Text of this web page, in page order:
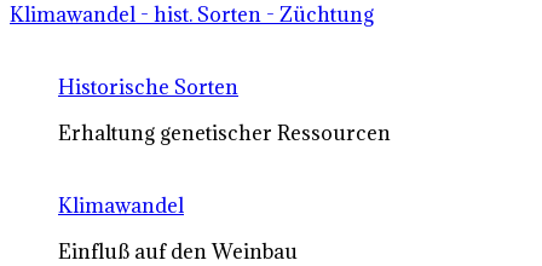
Klimawandel - hist. Sorten - Züchtung
Historische Sorten
Erhaltung genetischer Ressourcen
Klimawandel
Einfluß auf den Weinbau